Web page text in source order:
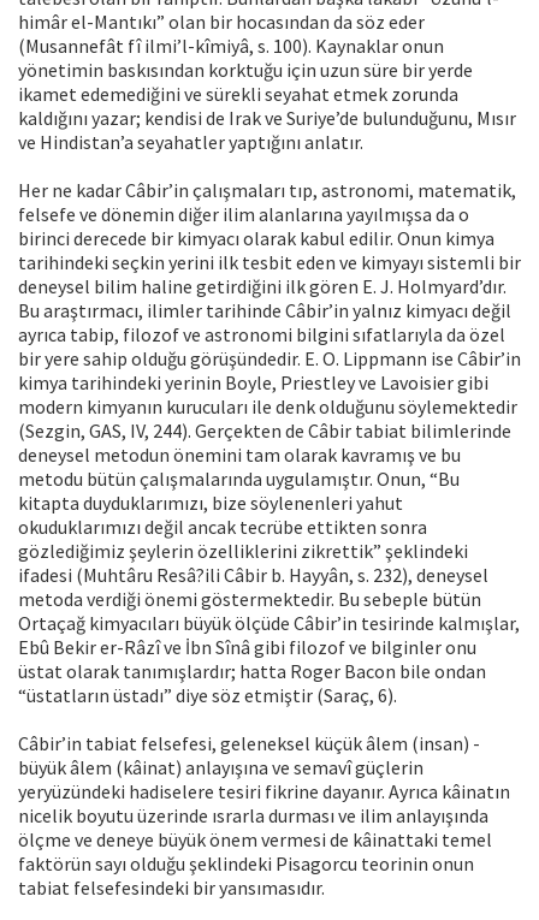
himâr el-Mantıkı” olan bir hocasından da söz eder
(Musannefât fî ilmi’l-kîmiyâ, s. 100). Kaynaklar onun
yönetimin baskısından korktuğu için uzun süre bir yerde
ikamet edemediğini ve sürekli seyahat etmek zorunda
kaldığını yazar; kendisi de Irak ve Suriye’de bulunduğunu, Mısır
ve Hindistan’a seyahatler yaptığını anlatır.
Her ne kadar Câbir’in çalışmaları tıp, astronomi, matematik,
felsefe ve dönemin diğer ilim alanlarına yayılmışsa da o
birinci derecede bir kimyacı olarak kabul edilir. Onun kimya
tarihindeki seçkin yerini ilk tesbit eden ve kimyayı sistemli bir
deneysel bilim haline getirdiğini ilk gören E. J. Holmyard’dır.
Bu araştırmacı, ilimler tarihinde Câbir’in yalnız kimyacı değil
ayrıca tabip, filozof ve astronomi bilgini sıfatlarıyla da özel
bir yere sahip olduğu görüşündedir. E. O. Lippmann ise Câbir’in
kimya tarihindeki yerinin Boyle, Priestley ve Lavoisier gibi
modern kimyanın kurucuları ile denk olduğunu söylemektedir
(Sezgin, GAS, IV, 244). Gerçekten de Câbir tabiat bilimlerinde
deneysel metodun önemini tam olarak kavramış ve bu
metodu bütün çalışmalarında uygulamıştır. Onun, “Bu
kitapta duyduklarımızı, bize söylenenleri yahut
okuduklarımızı değil ancak tecrübe ettikten sonra
gözlediğimiz şeylerin özelliklerini zikrettik” şeklindeki
ifadesi (Muhtâru Resâ?ili Câbir b. Hayyân, s. 232), deneysel
metoda verdiği önemi göstermektedir. Bu sebeple bütün
Ortaçağ kimyacıları büyük ölçüde Câbir’in tesirinde kalmışlar,
Ebû Bekir er-Râzî ve İbn Sînâ gibi filozof ve bilginler onu
üstat olarak tanımışlardır; hatta Roger Bacon bile ondan
“üstatların üstadı” diye söz etmiştir (Saraç, 6).
Câbir’in tabiat felsefesi, geleneksel küçük âlem (insan) -
büyük âlem (kâinat) anlayışına ve semavî güçlerin
yeryüzündeki hadiselere tesiri fikrine dayanır. Ayrıca kâinatın
nicelik boyutu üzerinde ısrarla durması ve ilim anlayışında
ölçme ve deneye büyük önem vermesi de kâinattaki temel
faktörün sayı olduğu şeklindeki Pisagorcu teorinin onun
tabiat felsefesindeki bir yansımasıdır.